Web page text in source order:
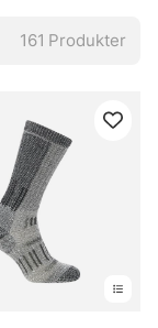
som ger den
stänk, utan
ut en del
med
ventilation.
komforten
161 Produkter